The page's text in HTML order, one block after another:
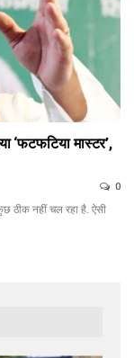
‘फटफटिया मास्टर’,
0
ठीक नहीं चल रहा है. ऐसी